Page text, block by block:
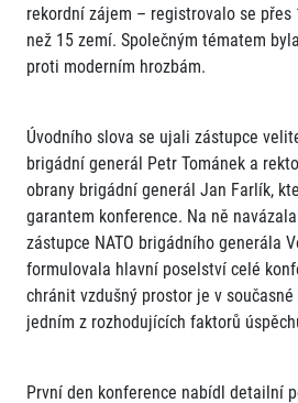
rekordní zájem – registrovalo se přes
než 15 zemí. Společným tématem
proti moderním hrozbám.
Úvodního slova se ujali zástupce
brigádní generál Petr Tománek a
obrany brigádní generál Jan Farlík,
garantem konference. Na ně
zástupce NATO brigádního generála
formulovala hlavní poselství celé
chránit vzdušný prostor je v
jedním z rozhodujících faktorů
První den konference nabídl detailní